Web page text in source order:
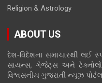
Religion & Astrology
ABOUT US
દેશ-વિદેશના સમાચારથી લઈ
સાયન્સ, ગેજેટ્સ અને
વિશ્વસનીય ગુજરાતી ન્યૂઝ પોર્ટલ